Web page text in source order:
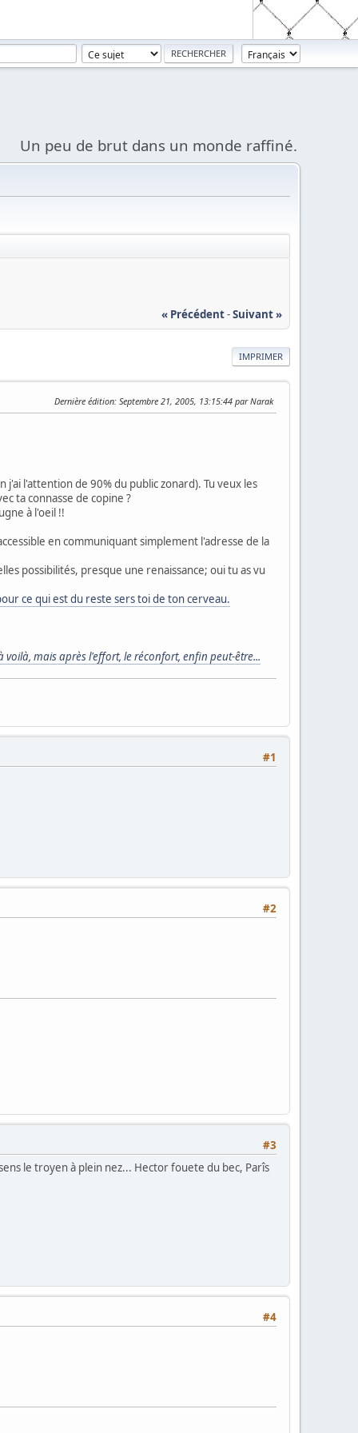
Un peu de brut dans un monde raffiné.
« Précédent-Suivant »
IMPRIMER
Dernière édition: Septembre 21, 2005, 13:15:44 par Narak
l'attention de 90% du public zonard). Tu veux les
ta connasse de copine ?
à l'oeil !!
en communiquant simplement l'adresse de la
possibilités, presque une renaissance; oui tu as vu
ce qui est du reste sers toi de ton cerveau.
voilà, mais après l'effort, le réconfort, enfin peut-être...
#1
#2
#3
le troyen à plein nez... Hector fouete du bec, Parîs
#4